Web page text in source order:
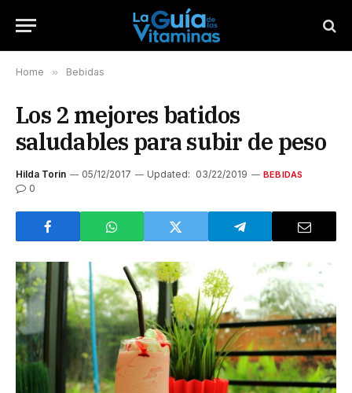
Home » Bebidas
Los 2 mejores batidos
saludables para subir de peso
Hilda Torin 05/12/2017 Updated: 03/22/2019 BEBIDAS
0